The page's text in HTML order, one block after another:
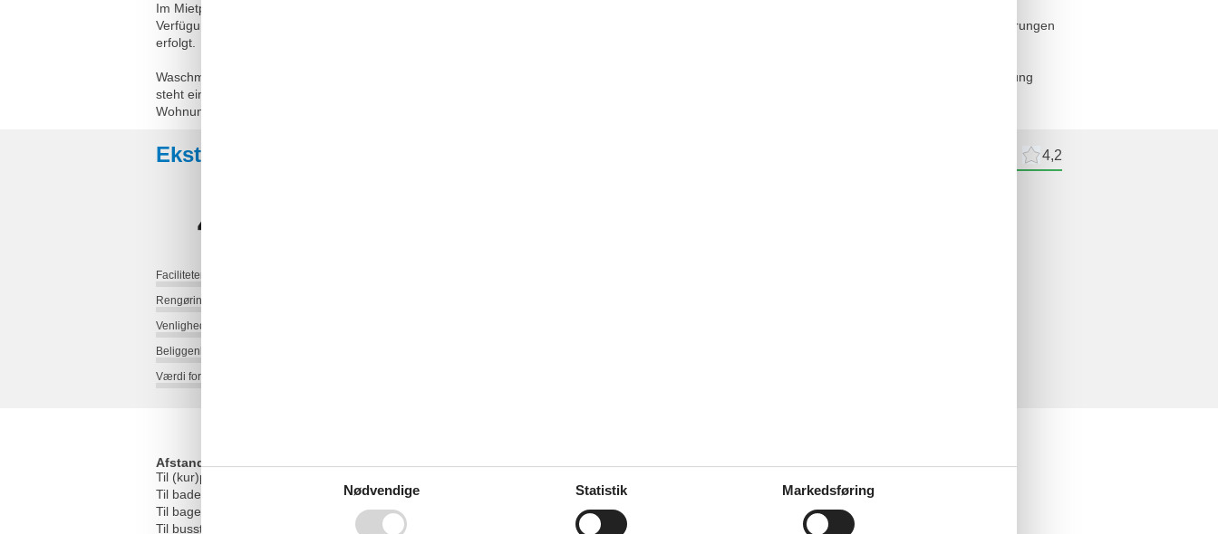
Im Mietpreis sind Nebenkosten wie Strom, Wasser und Heizungskosten enthalten. Pro Person steht Ihnen ein Wäschepaket als Erstausstattung zur
Verfügung. Als Zusatzleistung steht Ihnen eine Internetnutzung über WLAN kostenfrei zur Verfügung, wobei gem. AGB keine Haftung bei etwaigen Störungen
erfolgt.
Waschmaschine und Trockner sowie eine Sauna befinden sich auf der Anlage und können gegen Gebühr genutzt werden. Gästen dieser Ferienwohnung
steht ein kostenloser Tiefgaragen-Stellplatz (maximale Einfahrthöhe 1,95m!) zur Verfügung. Von hier können Sie problemlos über den Fahrstuhl Ihre
Wohnung erreichen!
Eksterne anmeldelser 4,2
4,2
Faciliteter:
Rengøring:
Venlighed:
Beliggenhed:
Værdi for pengene:
Afstande
Til (kur)parken/skoven
Til badepladsen/vandmassen
250 m
Til bageren
Til busstoppestedet
Indkvartering Faciliteter
Servicefaciliteter
Dobbeltseng
Dyr ikke tilladt
Enkeltseng
Nødvendige Statistik Markedsføring